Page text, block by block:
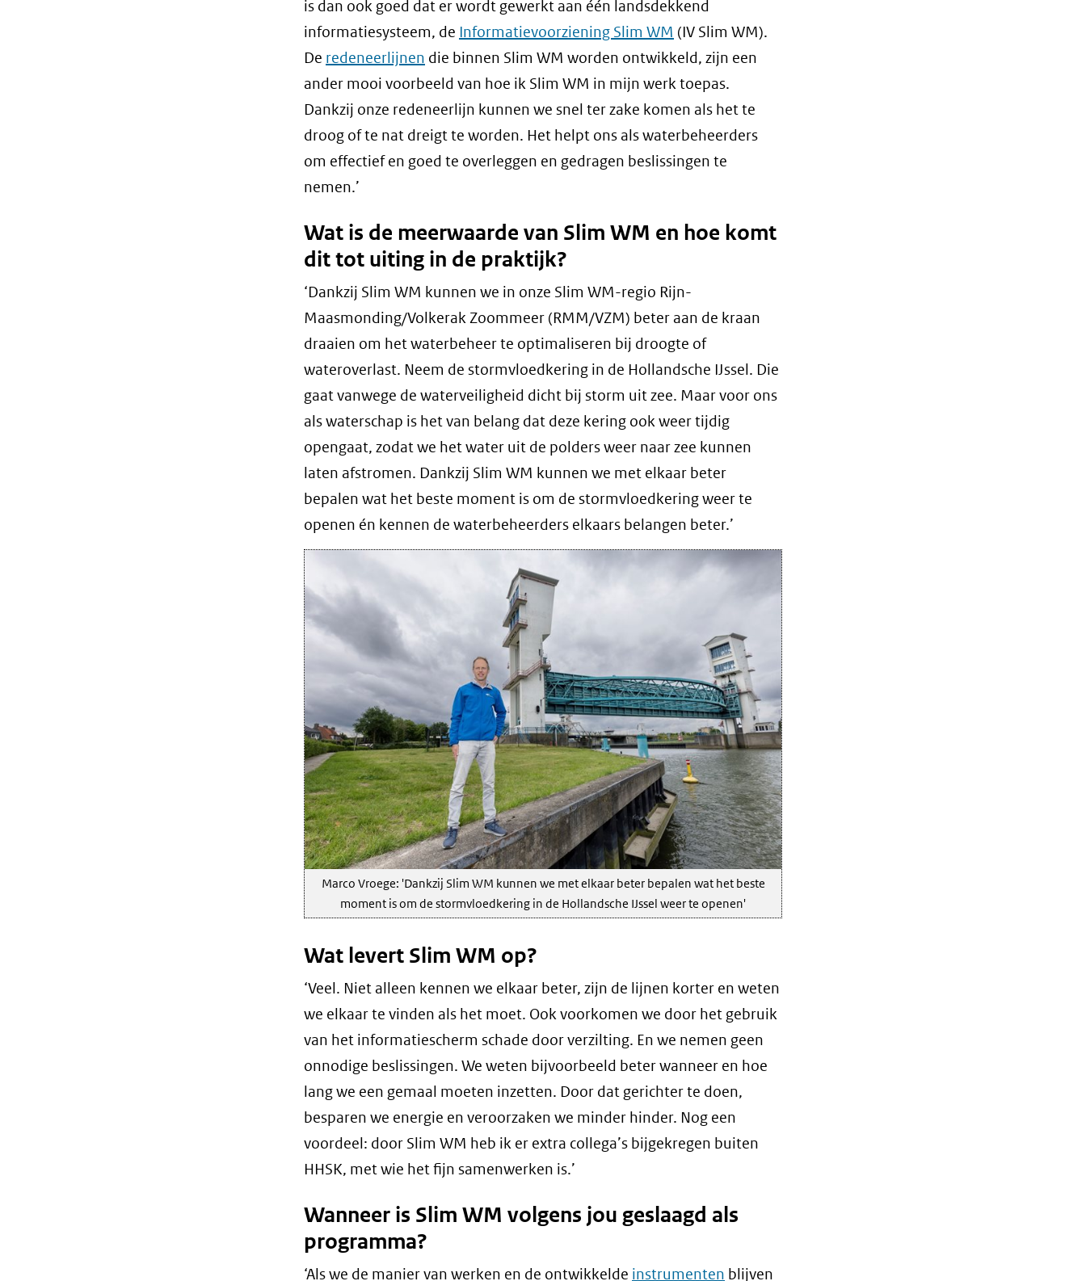
is dan ook goed dat er wordt gewerkt aan één landsdekkend
informatiesysteem, de Informatievoorziening Slim WM (IV Slim WM).
De redeneerlijnen die binnen Slim WM worden ontwikkeld, zijn een
ander mooi voorbeeld van hoe ik Slim WM in mijn werk toepas.
Dankzij onze redeneerlijn kunnen we snel ter zake komen als het te
droog of te nat dreigt te worden. Het helpt ons als waterbeheerders
om effectief en goed te overleggen en gedragen beslissingen te
nemen.’
Wat is de meerwaarde van Slim WM en hoe komt
dit tot uiting in de praktijk?
‘Dankzij Slim WM kunnen we in onze Slim WM-regio Rijn-
Maasmonding/Volkerak Zoommeer (RMM/VZM) beter aan de kraan
draaien om het waterbeheer te optimaliseren bij droogte of
wateroverlast. Neem de stormvloedkering in de Hollandsche IJssel. Die
gaat vanwege de waterveiligheid dicht bij storm uit zee. Maar voor ons
als waterschap is het van belang dat deze kering ook weer tijdig
opengaat, zodat we het water uit de polders weer naar zee kunnen
laten afstromen. Dankzij Slim WM kunnen we met elkaar beter
bepalen wat het beste moment is om de stormvloedkering weer te
openen én kennen de waterbeheerders elkaars belangen beter.’
Marco Vroege: 'Dankzij Slim WM kunnen we met elkaar beter bepalen wat het beste
moment is om de stormvloedkering in de Hollandsche IJssel weer te openen'
Wat levert Slim WM op?
‘Veel. Niet alleen kennen we elkaar beter, zijn de lijnen korter en weten
we elkaar te vinden als het moet. Ook voorkomen we door het gebruik
van het informatiescherm schade door verzilting. En we nemen geen
onnodige beslissingen. We weten bijvoorbeeld beter wanneer en hoe
lang we een gemaal moeten inzetten. Door dat gerichter te doen,
besparen we energie en veroorzaken we minder hinder. Nog een
voordeel: door Slim WM heb ik er extra collega’s bijgekregen buiten
HHSK, met wie het fijn samenwerken is.’
Wanneer is Slim WM volgens jou geslaagd als
programma?
‘Als we de manier van werken en de ontwikkelde instrumenten blijven